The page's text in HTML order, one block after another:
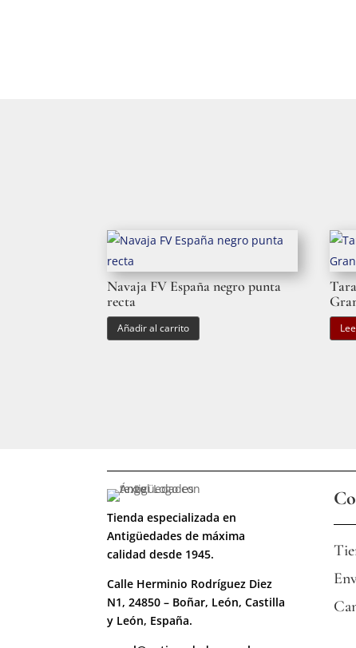
Navaja FV España negro punta
recta
Añadir al carrito
Tienda especializada en
Antigüedades de máxima
calidad desde 1945.
Calle Herminio Rodríguez Diez
N1, 24850 – Boñar, León, Castilla
y León, España.